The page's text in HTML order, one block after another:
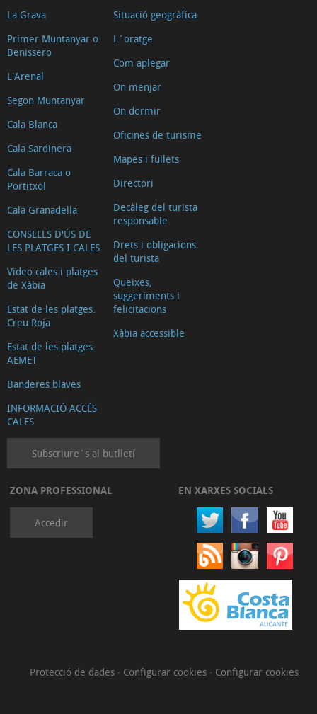
La Grava
Primer Muntanyar o
Benissero
L'Arenal
Segon Muntanyar
Cala Blanca
Cala Sardinera
Cala Barraca o
Portitxol
Cala Granadella
CONSELLS D'ÚS DE
LES PLATGES I CALES
Video cales i platges
de Xàbia
Estat de les platges.
Creu Roja
Estat de les platges.
AEMET
Banderes blaves
INFORMACIÓ ACCÉS
CALES
Situació geogràfica
L´oratge
Com aplegar
On menjar
On dormir
Oficines de turisme
Mapes i fullets
Directori
Decàleg del turista
responsable
Drets i obligacions
del turista
Queixes,
suggeriments i
felicitacions
Xàbia accessible
Subscriure´s al butlletí
ZONA PROFESSIONAL
Accedir
EN XARXES SOCIALS
Protecció de dades · Configurar cookies · Configurar cookies